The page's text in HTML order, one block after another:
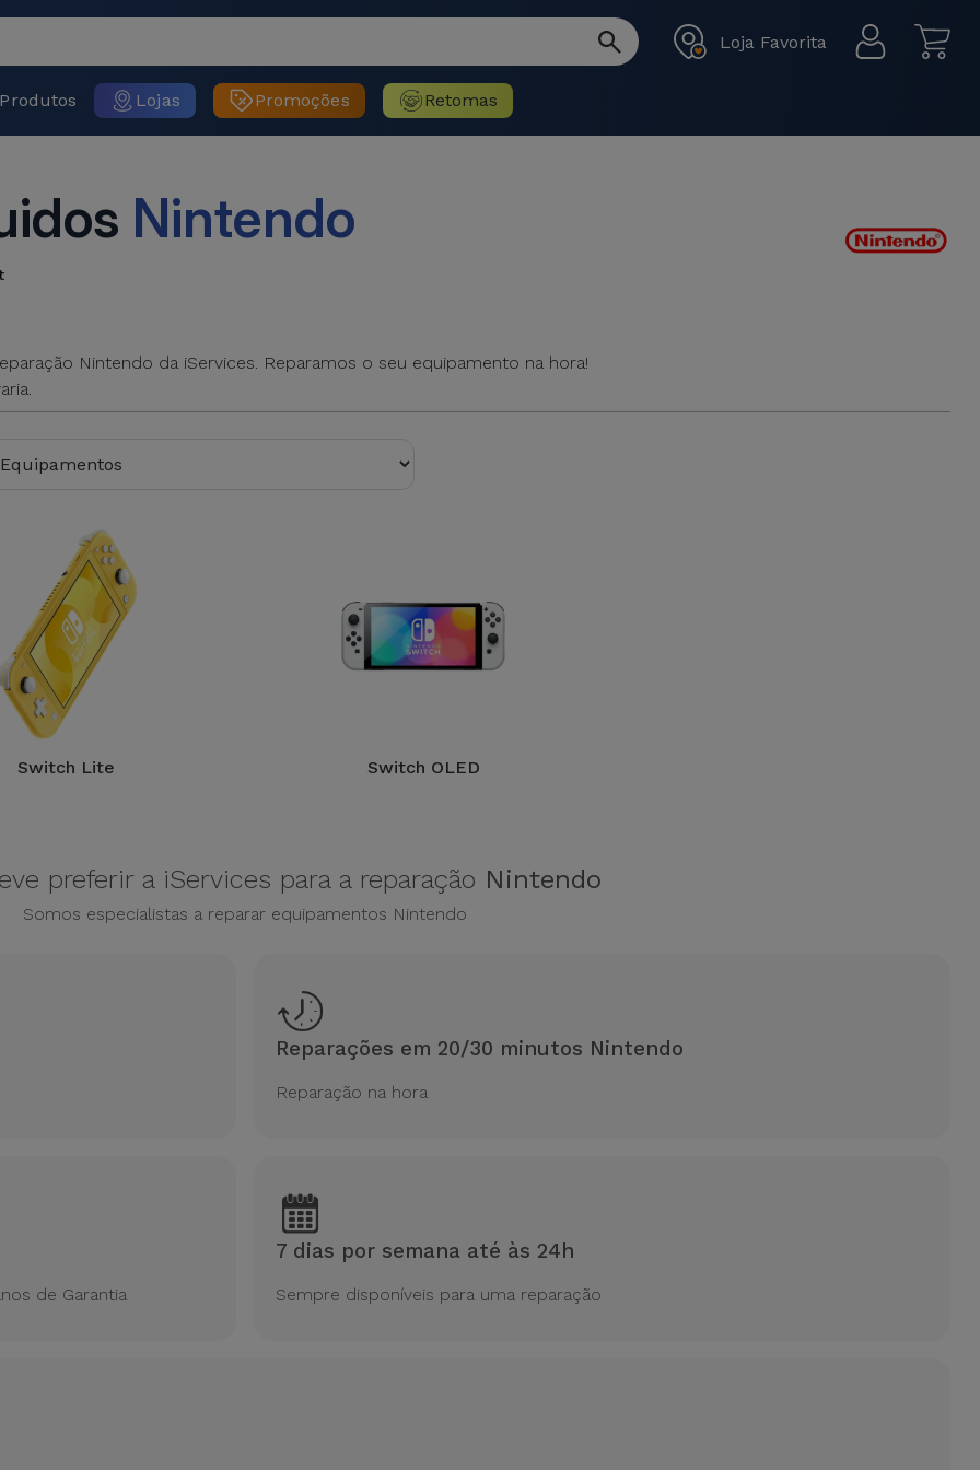
Loja Favorita
Produtos Lojas Promoções Retomas
Nintendo
Nintendo da iServices. Reparamos o seu equipamento na hora!
Switch Lite Switch OLED
preferir a iServices para a reparação Nintendo
Somos especialistas a reparar equipamentos Nintendo
Reparações em 20/30 minutos Nintendo
Reparação na hora
de Garantia
7 dias por semana até às 24h
Sempre disponíveis para uma reparação